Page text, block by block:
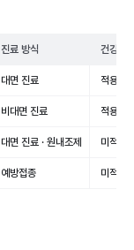
진료 방식 건강보
대면 진료 적용(급
비대면 진료 적용(급
대면 진료 · 원내조제 미적용(
예방접종 미적용(